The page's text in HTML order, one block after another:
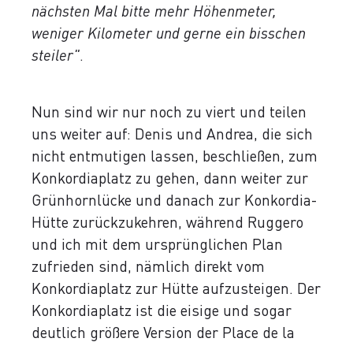
nächsten Mal bitte mehr Höhenmeter,
weniger Kilometer und gerne ein bisschen
steiler"
Nun sind wir nur noch zu viert und teilen
uns weiter auf: Denis und Andrea, die sich
nicht entmutigen lassen, beschließen, zum
Konkordiaplatz zu gehen, dann weiter zur
Grünhornlücke und danach zur Konkordia-
Hütte zurückzukehren, während Ruggero
und ich mit dem ursprünglichen Plan
zufrieden sind, nämlich direkt vom
Konkordiaplatz zur Hütte aufzusteigen. Der
Konkordiaplatz ist die eisige und sogar
deutlich größere Version der Place de la